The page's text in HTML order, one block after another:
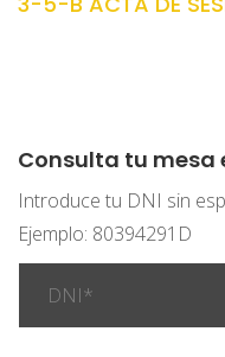
Consulta tu mesa
Introduce tu DNI sin
Ejemplo: 80394291D